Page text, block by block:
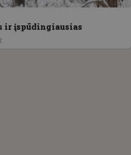
ir įspūdingiausias